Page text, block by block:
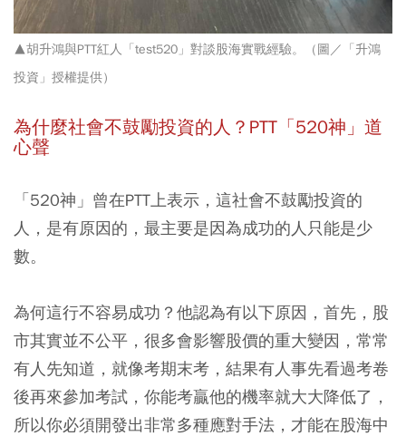
▲胡升鴻與PTT紅人「test520」對談股海實戰經驗。（圖／「升鴻
投資」授權提供）
為什麼社會不鼓勵投資的人？PTT「520神」道
心聲
「520神」曾在PTT上表示，這社會不鼓勵投資的
人，是有原因的，最主要是因為成功的人只能是少
數。
為何這行不容易成功？他認為有以下原因，首先，股
市其實並不公平，很多會影響股價的重大變因，常常
有人先知道，就像考期末考，結果有人事先看過考卷
後再來參加考試，你能考贏他的機率就大大降低了，
所以你必須開發出非常多種應對手法，才能在股海中